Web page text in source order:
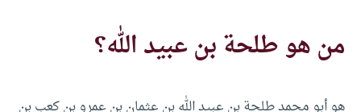
من هو طلحة بن عبيد الله؟
هو أبو محمد طلحة بن عبيد الله بن عثمان بن عمرو بن كعب بن